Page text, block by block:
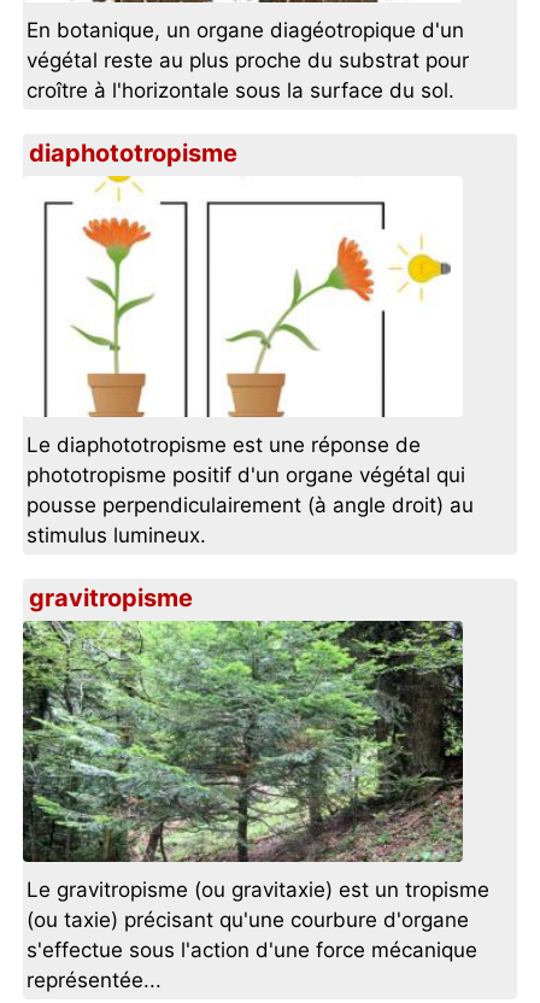
En botanique, un organe diagéotropique d'un
végétal reste au plus proche du substrat pour
croître à l'horizontale sous la surface du sol.
diaphototropisme
Le diaphototropisme est une réponse de
phototropisme positif d'un organe végétal qui
pousse perpendiculairement (à angle droit) au
stimulus lumineux.
gravitropisme
Le gravitropisme (ou gravitaxie) est un tropisme
(ou taxie) précisant qu'une courbure d'organe
s'effectue sous l'action d'une force mécanique
représentée...